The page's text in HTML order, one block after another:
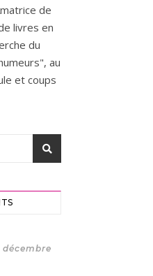
de
livres en
du
au
et coups
décembre